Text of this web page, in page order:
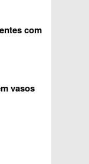
com
vasos